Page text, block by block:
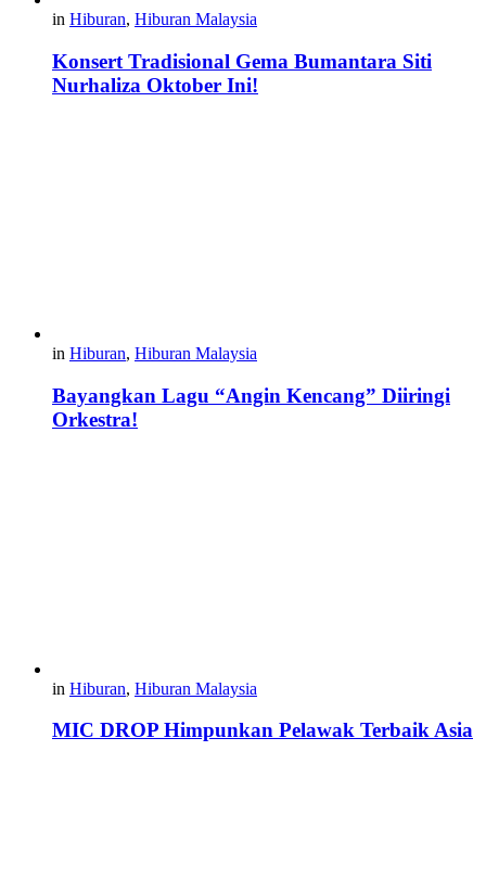
in Hiburan, Hiburan Malaysia
Konsert Tradisional Gema Bumantara Siti
Nurhaliza Oktober Ini!
in Hiburan, Hiburan Malaysia
Bayangkan Lagu “Angin Kencang” Diiringi
Orkestra!
in Hiburan, Hiburan Malaysia
MIC DROP Himpunkan Pelawak Terbaik Asia